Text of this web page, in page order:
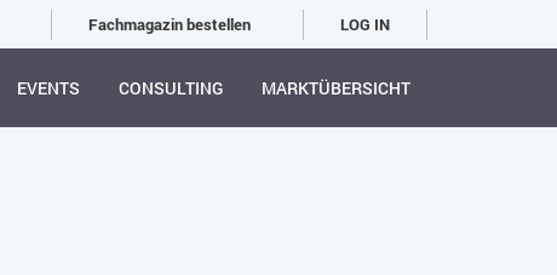
Fachmagazin bestellen LOG IN
EVENTS CONSULTING MARKTÜBERSICHT